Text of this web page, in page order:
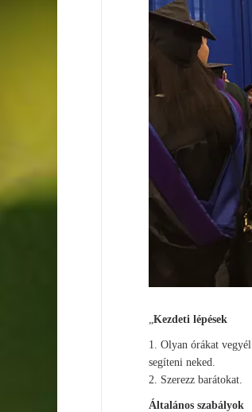
Kezdeti lépések
1. Olyan órákat
segíteni neked.
2. Szerezz barátokat.
Általános szabályok